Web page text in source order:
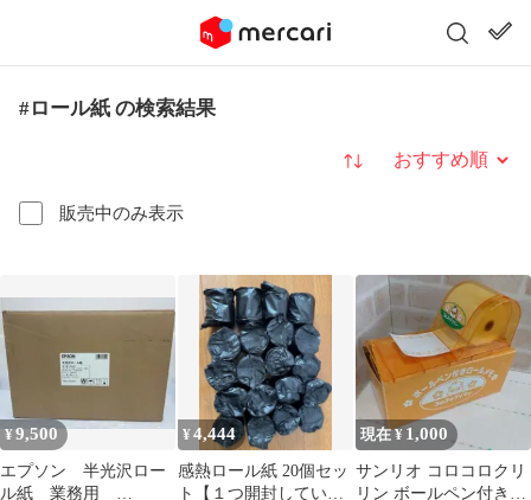
#ロール紙 の検索結果
販売中のみ表示
並び替え
¥9,500
エプソン 半光沢ロー
ル紙 業務用
¥4,444
感熱ロール紙 20個セッ
ト【１つ開封していま
現在 ¥ 1,000
サンリオ コロコロクリ
リン ボールペン付きロ